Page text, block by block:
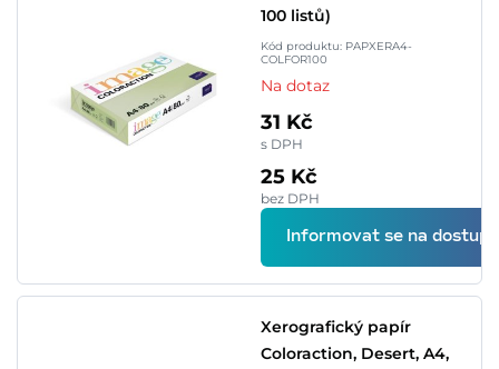
100 listů)
Kód produktu: PAPXERA4-
COLFOR100
Na dotaz
31 Kč
s DPH
25 Kč
bez DPH
Informovat se na
Xerografický papír
Coloraction, Desert, A4,